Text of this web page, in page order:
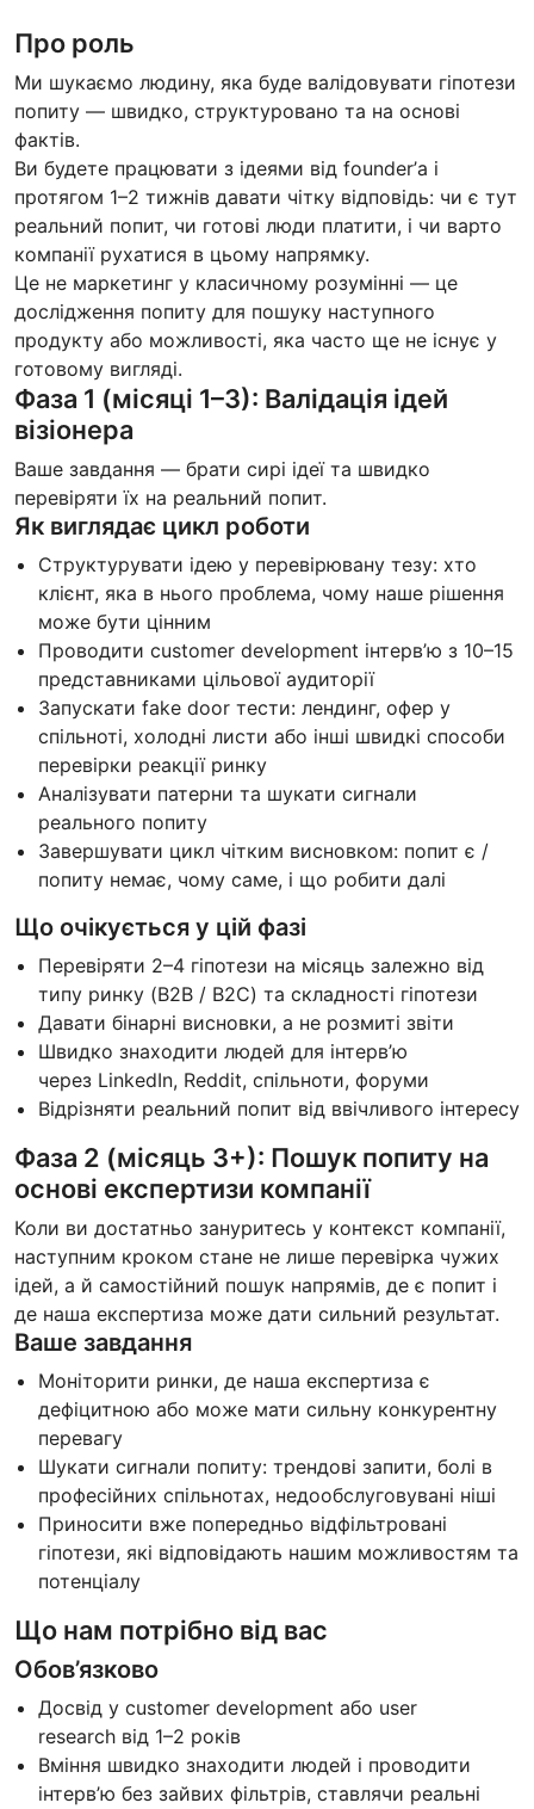
Про роль
Ми шукаємо людину, яка буде валідовувати гіпотези
попиту — швидко, структуровано та на основі
фактів.
Ви будете працювати з ідеями від founder’а і
протягом 1–2 тижнів давати чітку відповідь: чи є тут
реальний попит, чи готові люди платити, і чи варто
компанії рухатися в цьому напрямку.
Це не маркетинг у класичному розумінні — це
дослідження попиту для пошуку наступного
продукту або можливості, яка часто ще не існує у
готовому вигляді.
Фаза 1 (місяці 1–3): Валідація ідей
візіонера
Ваше завдання — брати сирі ідеї та швидко
перевіряти їх на реальний попит.
Як виглядає цикл роботи
Структурувати ідею у перевірювану тезу: хто
клієнт, яка в нього проблема, чому наше рішення
може бути цінним
Проводити customer development інтерв’ю з 10–15
представниками цільової аудиторії
Запускати fake door тести: лендинг, офер у
спільноті, холодні листи або інші швидкі способи
перевірки реакції ринку
Аналізувати патерни та шукати сигнали
реального попиту
Завершувати цикл чітким висновком: попит є /
попиту немає, чому саме, і що робити далі
Що очікується у цій фазі
Перевіряти 2–4 гіпотези на місяць залежно від
типу ринку (B2B / B2C) та складності гіпотези
Давати бінарні висновки, а не розмиті звіти
Швидко знаходити людей для інтерв’ю
через LinkedIn, Reddit, спільноти, форуми
Відрізняти реальний попит від ввічливого інтересу
Фаза 2 (місяць 3+): Пошук попиту на
основі експертизи компанії
Коли ви достатньо зануритесь у контекст компанії,
наступним кроком стане не лише перевірка чужих
ідей, а й самостійний пошук напрямів, де є попит і
де наша експертиза може дати сильний результат.
Ваше завдання
Моніторити ринки, де наша експертиза є
дефіцитною або може мати сильну конкурентну
перевагу
Шукати сигнали попиту: трендові запити, болі в
професійних спільнотах, недообслуговувані ніші
Приносити вже попередньо відфільтровані
гіпотези, які відповідають нашим можливостям та
потенціалу
Що нам потрібно від вас
Обов’язково
Досвід у customer development або user
research від 1–2 років
Вміння швидко знаходити людей і проводити
інтерв’ю без зайвих фільтрів, ставлячи реальні